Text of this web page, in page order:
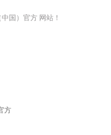
国）官方 网站！